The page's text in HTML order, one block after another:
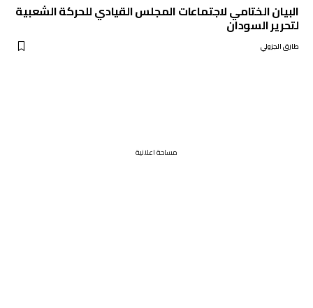
البيان الختامي لاجتماعات المجلس القيادي للحركة الشعبية
لتحرير السودان
طارق الجزولي
مساحة اعلانية